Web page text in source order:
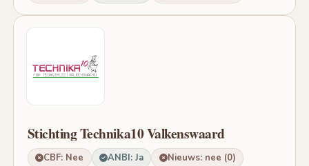
Stichting Technika10 Valkenswaard
CBF: Nee ANBI: Ja Nieuws: nee (0)